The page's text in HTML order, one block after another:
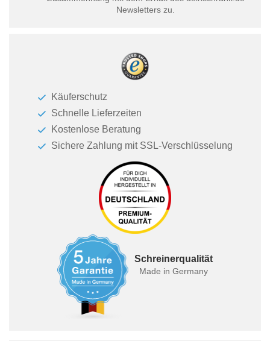
Newsletters zu.
Käuferschutz
Schnelle Lieferzeiten
Kostenlose Beratung
Sichere Zahlung mit SSL-Verschlüsselung
Schreinerqualität
Made in Germany